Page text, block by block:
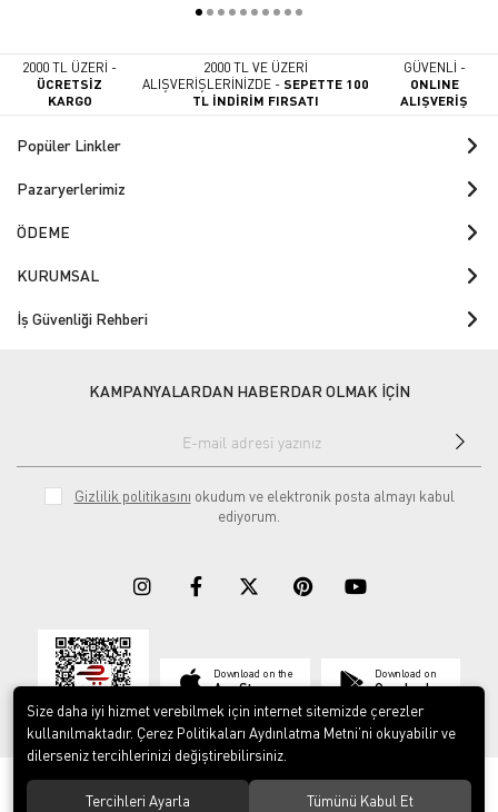
2000 TL ÜZERİ -
ÜCRETSİZ
KARGO
2000 TL VE ÜZERİ
ALIŞVERİŞLERİNİZDE -SEPETTE 100
TL İNDİRİM FIRSATI
GÜVENLİ -
ONLINE
ALIŞVERİŞ
Popüler Linkler
Pazaryerlerimiz
ÖDEME
KURUMSAL
İş Güvenliği Rehberi
KAMPANYALARDAN HABERDAR OLMAK İÇİN
Gizlilik politikasını okudum ve elektronik posta almayı kabul
ediyorum.
Download on the
App Store
Download on
Google play
© 2023ERY İş Güvenliği Ekipmanları. Tüm hakları saklıdır.
Size daha iyi hizmet verebilmek için internet sitemizde çerezler
kullanılmaktadır. Çerez Politikaları Aydınlatma Metni’ni okuyabilir ve
dilerseniz tercihlerinizi değiştirebilirsiniz.
Tercihleri Ayarla Tümünü Kabul Et